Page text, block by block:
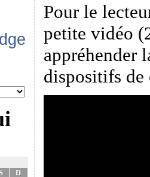
D
Pour le
petite vidéo
appréhender
dispositifs de